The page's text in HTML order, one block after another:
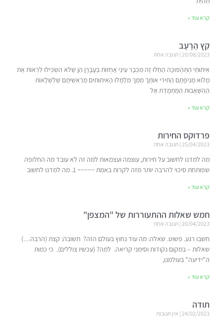
קרא עוד »
קֵץ הָרָעָב
20/08/2023 תגובה אחת
אִיתוּתֵי הַתַּהְפּוּכָה הֵחֵלּוּ זֶה מִכְּבָר עֵינַי אֲחֻזּוֹת בַּעֲבָרָן הֵן שֶׁלֹּא הִשְׂכִּילוּ לִרְאוֹת אֶת
מְלוֹא מְנִיפָתָם הַתִּירִי אוֹתָךְ מִמֵּךְ מִלְמְלוּ הָאִיתוּתִים מֵרֵאשִׁיתָם שַׁלְשְׁלָאוֹת
הַהִשָּׁאֲבוּת הַמַּתְמֶדֶת אֶל
קרא עוד »
פרדוקס החירות
25/04/2023 תגובה אחת
מה למדנו לחשוב על חירות, עוצמה ועצמאות למה זה לא עובד מה החלופה
שפותחת סיכוי להרבה יותר מזה לקרות באמת ~~~~~ 1. מה למדנו לחשוב
קרא עוד »
חמש שאלות ההתעוררות של "המצפן"
20/04/2023 תגובה אחת
חשבו רגע. פשוט. שאלה: מה עוד נחוץ בעולם הזה? תשובה: קצת (הרבה…)
שאלות – במקום נקודות וסימני קריאה. למה? (עכשיו צוללים). כי כמות
ה"ידיעה" בעולמנו,
קרא עוד »
תודה
24/02/2023 אין תגובות